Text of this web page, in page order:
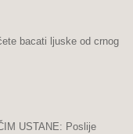
bacati ljuske od crnog
USTANE: Poslije